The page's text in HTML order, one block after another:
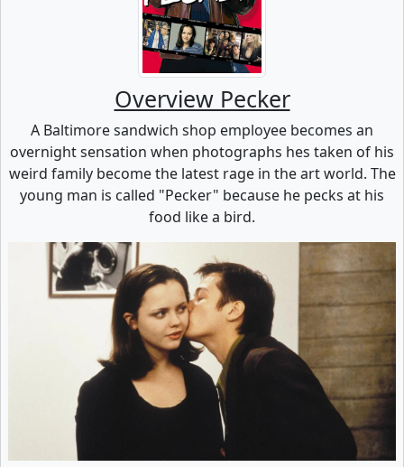
Overview Pecker
A Baltimore sandwich shop employee becomes an
overnight sensation when photographs hes taken of his
weird family become the latest rage in the art world. The
young man is called "Pecker" because he pecks at his
food like a bird.